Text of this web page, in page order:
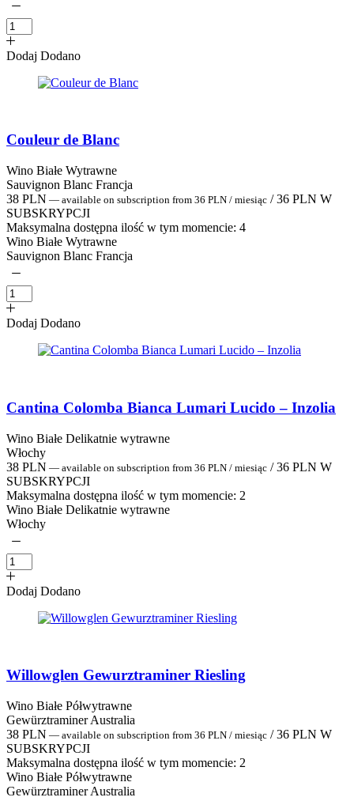
Dodaj Dodano
Couleur de Blanc
Wino Białe Wytrawne
Sauvignon Blanc Francja
38 PLN — available on subscription from 36 PLN / miesiąc / 36 PLN W
SUBSKRYPCJI
Maksymalna dostępna ilość w tym momencie: 4
Wino Białe Wytrawne
Sauvignon Blanc Francja
Dodaj Dodano
Cantina Colomba Bianca Lumari Lucido – Inzolia
Wino Białe Delikatnie wytrawne
Włochy
38 PLN — available on subscription from 36 PLN / miesiąc / 36 PLN W
SUBSKRYPCJI
Maksymalna dostępna ilość w tym momencie: 2
Wino Białe Delikatnie wytrawne
Włochy
Dodaj Dodano
Willowglen Gewurztraminer Riesling
Wino Białe Półwytrawne
Gewürztraminer Australia
38 PLN — available on subscription from 36 PLN / miesiąc / 36 PLN W
SUBSKRYPCJI
Maksymalna dostępna ilość w tym momencie: 2
Wino Białe Półwytrawne
Gewürztraminer Australia